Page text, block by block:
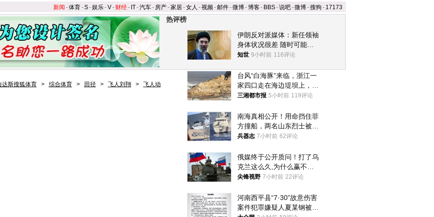
新闻 -体育-S-娱乐-V- 财经- IT-汽车- 房产-家居-女人 -视频-邮件-微博-博客- BBS-说吧-微博-搜狗 - 17173
热评榜
伊朗反对派媒体：新任领袖
身体状况很差 随时可能离
世
知世 9小时前 116评论
台风“白海豚”来临，浙江一
家四口走在海边堤坝上，其
中9岁男孩被巨浪卷入海
三湘都市报 5小时前 119评论
南海真相公开！用命挡住菲
方撞船，两名山东烈士被授
武警最高荣誉
兵器志 7小时前 62评论
俄媒终于公开质问！打了乌
克兰这么久,为什么赢不了?
答案令人沉默
尖锋视野 7小时前 22评论
河南西平县“7·30”故意伤害
案件犯罪嫌疑人夏某钢被抓
达斯搜狐体育 > 综合体育 > 田径 > 飞人刘翔 > 飞人动